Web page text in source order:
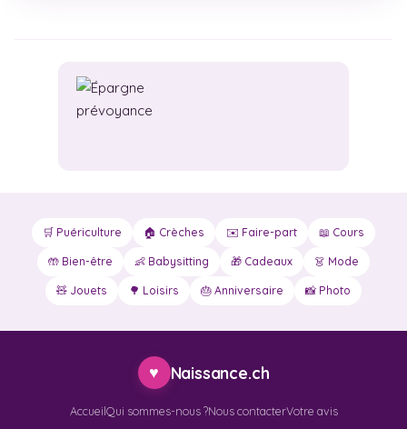
🛒 Puériculture 🏠 Crèches ✉️ Faire-part 📖 Cours
🤲 Bien-être 👶 Babysitting 🎁 Cadeaux 👗 Mode
🧸 Jouets 🌳 Loisirs 🎂 Anniversaire 📸 Photo
♥ Naissance.ch
Accueil Qui sommes-nous ?Nous contacterVotre avis